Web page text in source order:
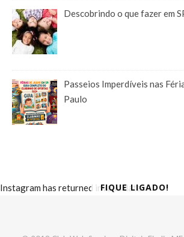
Descobrindo o que fazer em
Passeios Imperdíveis nas
Paulo
FIQUE LIGADO!
Instagram has returned invalid data.